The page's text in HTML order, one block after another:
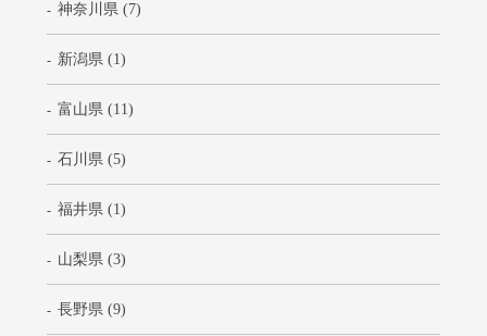
神奈川県 (7)
新潟県 (1)
富山県 (11)
石川県 (5)
福井県 (1)
山梨県 (3)
長野県 (9)